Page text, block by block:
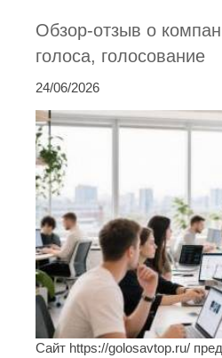
Обзор-отзыв о
голоса, голосование
24/06/2026
Сайт https://golosavtop.ru/